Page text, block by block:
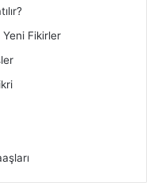
Yeni Fikirler